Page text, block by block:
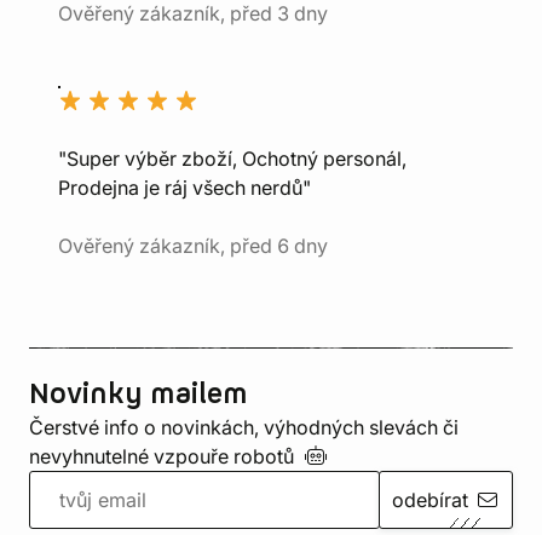
Ověřený zákazník, před 3 dny
"Super výběr zboží, Ochotný personál,
Prodejna je ráj všech nerdů"
Ověřený zákazník, před 6 dny
Novinky mailem
Čerstvé info o novinkách, výhodných slevách či
nevyhnutelné vzpouře robotů
odebírat